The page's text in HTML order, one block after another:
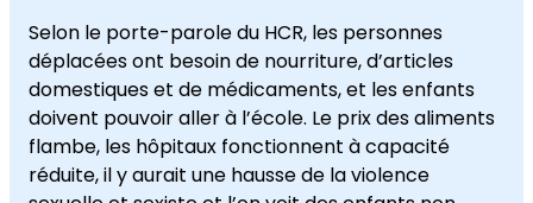
Selon le porte-parole du HCR, les personnes
déplacées ont besoin de nourriture, d’articles
domestiques et de médicaments, et les enfants
doivent pouvoir aller à l’école. Le prix des aliments
flambe, les hôpitaux fonctionnent à capacité
réduite, il y aurait une hausse de la violence